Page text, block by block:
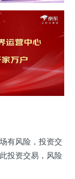
有风险，投资交
投资交易，风险